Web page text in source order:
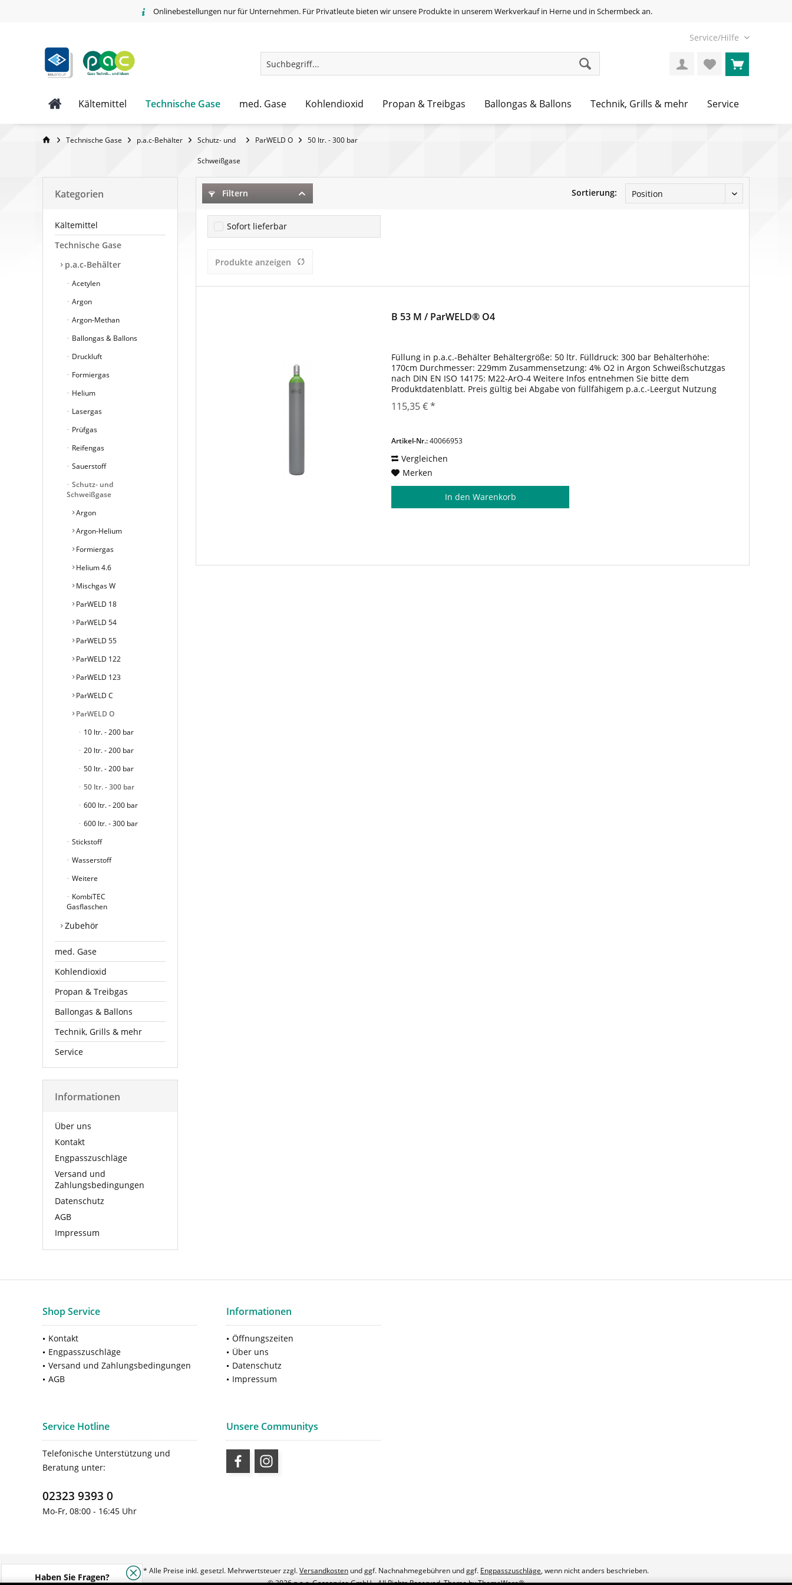
Onlinebestellungen nur für Unternehmen. Für Privatleute bieten wir unsere Produkte in unserem Werkverkauf in Herne und in Schermbeck an.
Service/Hilfe
Kältemittel Technische Gase med. Gase Kohlendioxid Propan & Treibgas Ballongas & Ballons Technik, Grills & mehr Service
Technische Gase p.a.c-Behälter Schutz- und
Schweißgase
ParWELD O 50 ltr. - 300 bar
Kategorien
Kältemittel
Technische Gase
p.a.c-Behälter
Acetylen
Argon
Argon-Methan
Ballongas & Ballons
Druckluft
Formiergas
Helium
Lasergas
Prüfgas
Reifengas
Sauerstoff
Schutz- und
Schweißgase
Argon
Argon-Helium
Formiergas
Helium 4.6
Mischgas W
ParWELD 18
ParWELD 54
ParWELD 55
ParWELD 122
ParWELD 123
ParWELD C
ParWELD O
10 ltr. - 200 bar
20 ltr. - 200 bar
50 ltr. - 200 bar
50 ltr. - 300 bar
600 ltr. - 200 bar
600 ltr. - 300 bar
Stickstoff
Wasserstoff
Weitere
KombiTEC
Gasflaschen
Zubehör
med. Gase
Kohlendioxid
Propan & Treibgas
Ballongas & Ballons
Technik, Grills & mehr
Service
Informationen
Über uns
Kontakt
Engpasszuschläge
Versand und
Zahlungsbedingungen
Datenschutz
AGB
Impressum
Filtern Sortierung:
Sofort lieferbar
Produkte anzeigen
B 53 M / ParWELD® O4
Füllung in p.a.c.-Behälter Behältergröße: 50 ltr. Fülldruck: 300 bar Behälterhöhe:
170cm Durchmesser: 229mm Zusammensetzung: 4% O2 in Argon Schweißschutzgas
nach DIN EN ISO 14175: M22-ArO-4 Weitere Infos entnehmen Sie bitte dem
Produktdatenblatt. Preis gültig bei Abgabe von füllfähigem p.a.c.-Leergut Nutzung
der Behälter gem. vereinbarten Konditionen.
115,35 € *
Artikel-Nr.:40066953
Vergleichen
Merken
In den Warenkorb
Shop Service
Kontakt
Engpasszuschläge
Versand und Zahlungsbedingungen
AGB
Informationen
Öffnungszeiten
Über uns
Datenschutz
Impressum
Service Hotline
Telefonische Unterstützung und
Beratung unter:
02323 9393 0
Mo-Fr, 08:00 - 16:45 Uhr
Unsere Communitys
* Alle Preise inkl. gesetzl. Mehrwertsteuer zzgl.Versandkosten und ggf. Nachnahmegebühren und ggf. Engpasszuschläge, wenn nicht anders beschrieben.
Haben Sie Fragen?